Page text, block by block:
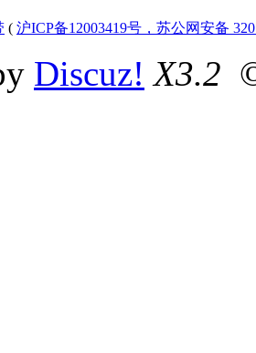
( 沪ICP备12003419号，苏公网安备
Discuz! X3.2